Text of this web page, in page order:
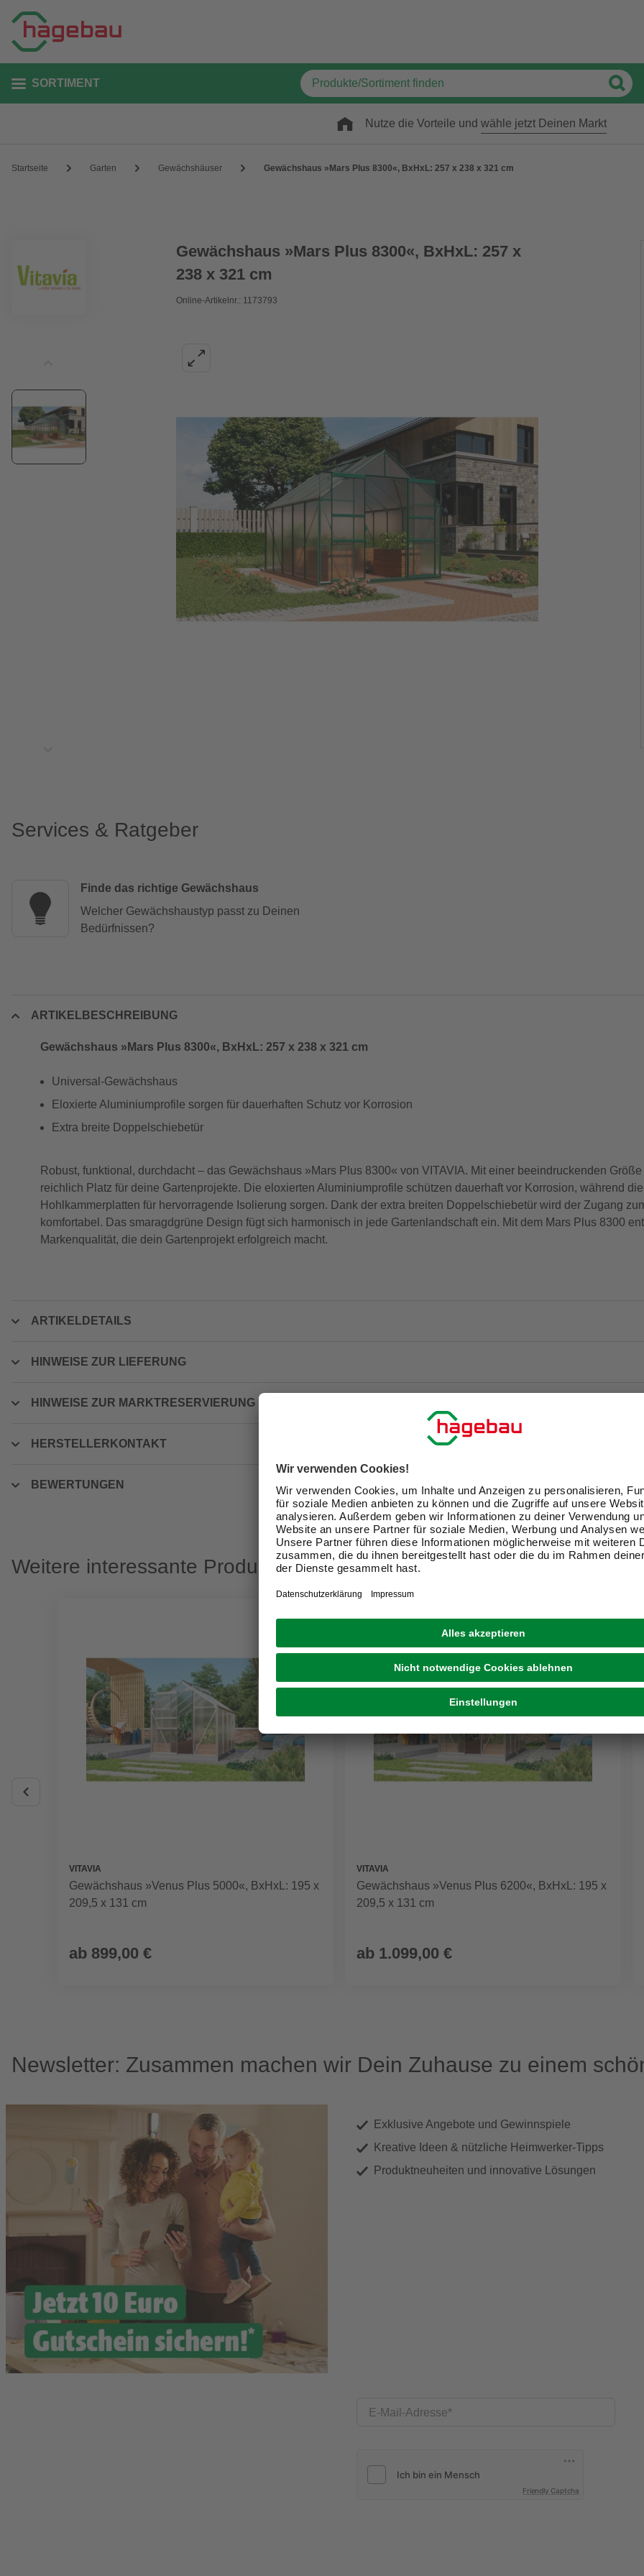
SORTIMENT
Nutze die Vorteile und wähle jetzt Deinen Markt
Startseite Garten Gewächshäuser Gewächshaus »Mars Plus 8300«, BxHxL: 257 x 238 x 321 cm
Gewächshaus »Mars Plus 8300«, BxHxL: 257 x
238 x 321 cm
Online-Artikelnr.: 1173793
Services & Ratgeber
Finde das richtige Gewächshaus
Welcher Gewächshaustyp passt zu Deinen
Bedürfnissen?
ARTIKELBESCHREIBUNG
Gewächshaus »Mars Plus 8300«, BxHxL: 257 x 238 x 321 cm
Universal-Gewächshaus
Eloxierte Aluminiumprofile sorgen für dauerhaften Schutz vor Korrosion
Extra breite Doppelschiebetür
Robust, funktional, durchdacht – das Gewächshaus »Mars Plus 8300« von VITAVIA. Mit einer beeindruckenden
reichlich Platz für deine Gartenprojekte. Die eloxierten Aluminiumprofile schützen dauerhaft vor Korrosion, während
Hohlkammerplatten für hervorragende Isolierung sorgen. Dank der extra breiten Doppelschiebetür wird der Zugang
komfortabel. Das smaragdgrüne Design fügt sich harmonisch in jede Gartenlandschaft ein. Mit dem Mars Plus 8300
Markenqualität, die dein Gartenprojekt erfolgreich macht.
ARTIKELDETAILS
HINWEISE ZUR LIEFERUNG
HINWEISE ZUR MARKTRESERVIERUNG
HERSTELLERKONTAKT
BEWERTUNGEN
Weitere interessante Produkte
VITAVIA
Gewächshaus »Venus Plus 5000«, BxHxL: 195 x
209,5 x 131 cm
ab 899,00 €
VITAVIA
Gewächshaus »Venus Plus 6200«, BxHxL: 195 x
209,5 x 131 cm
ab 1.099,00 €
Newsletter: Zusammen machen wir Dein Zuhause zu einem
Exklusive Angebote und Gewinnspiele
Kreative Ideen & nützliche Heimwerker-Tipps
Produktneuheiten und innovative Lösungen
E-Mail-Adresse
Friendly Captcha